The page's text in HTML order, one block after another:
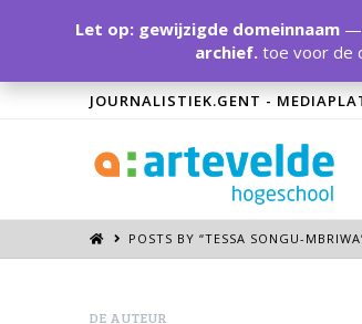
JOURNALISTIEK.GENT -
POSTS BY “TESSA SONGU-MBRIWA
DE AUTEUR
Let op: gewijzigde domeinnaam—
archief.toe voor de